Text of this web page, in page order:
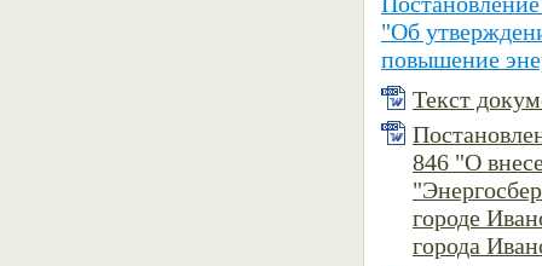
"Об
повышение
Текст
846 "О
городе
города